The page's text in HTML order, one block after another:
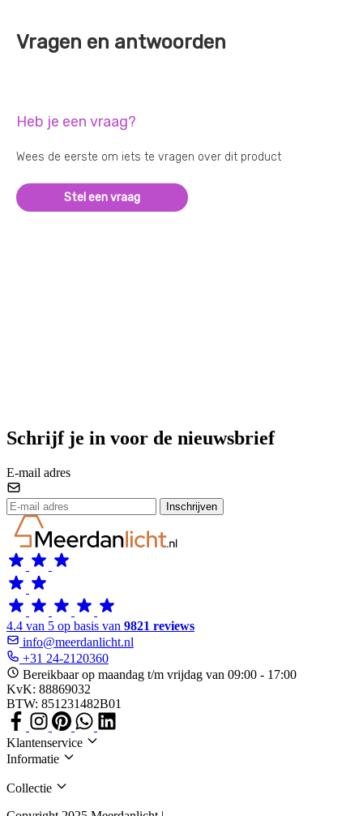
Vragen en antwoorden
Heb je een vraag?
Wees de eerste om iets te vragen over dit product
Stel een vraag
Schrijf je in voor de nieuwsbrief
E-mail adres
Inschrijven
4.4 van 5 op basis van 9821 reviews
info@meerdanlicht.nl
+31 24-2120360
Bereikbaar op maandag t/m vrijdag van 09:00 - 17:00
KvK: 88869032
BTW: 851231482B01
Klantenservice
Informatie
Collectie